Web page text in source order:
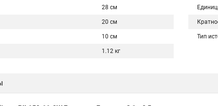
28 см
20 см
10 см
1.12 кг
Тип